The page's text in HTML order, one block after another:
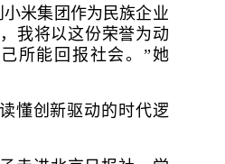
米集团作为民族企业
我将以这份荣誉为动
所能回报社会。”她
懂创新驱动的时代逻